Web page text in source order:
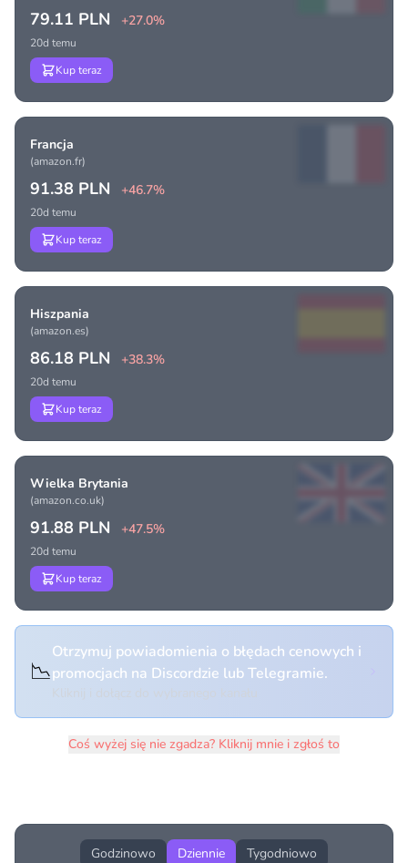
79.11 PLN +27.0%
20d temu
Kup teraz
Francja
(amazon.fr)
91.38 PLN +46.7%
20d temu
Kup teraz
Hiszpania
(amazon.es)
86.18 PLN +38.3%
20d temu
Kup teraz
Wielka Brytania
(amazon.co.uk)
91.88 PLN +47.5%
20d temu
Kup teraz
📉
Otrzymuj powiadomienia o błędach cenowych i
promocjach na Discordzie lub Telegramie.
Coś wyżej się nie zgadza? Kliknij mnie i zgłoś to
Godzinowo Dziennie
Tygodniowo